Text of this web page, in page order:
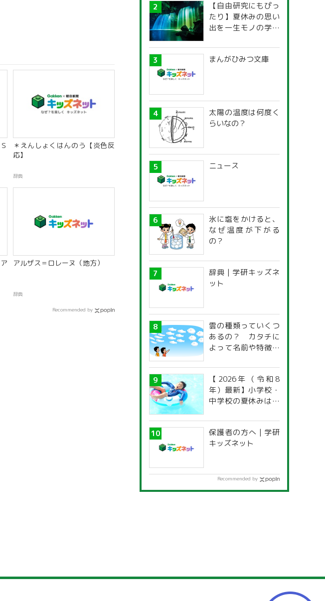
＊えんしょくはんのう【炎色反
応】
辞典
アルザス＝ロレーヌ（地方）
辞典
Recommended by
【自由研究にもぴっ
たり】夏休みの思い
出を一生モノの学び
探究ガイド
まんがひみつ文庫
太陽の温度は何度く
らいなの？
ニュース
氷に塩をかけると、
なぜ温度が下がる
の？
辞典 | 学研キッズネ
ット
雲の種類っていくつ
あるの？ カタチに
よって名前や特徴が
【2026年（令和8
年）最新】小学校・
中学校の夏休みはい
道府県別「夏季休暇
一覧」
保護者の方へ | 学研
キッズネット
Recommended by